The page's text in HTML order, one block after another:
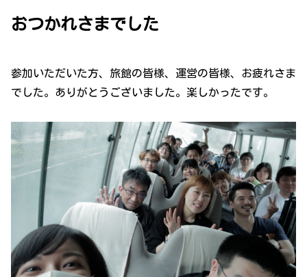
おつかれさまでした
参加いただいた方、旅館の皆様、運営の皆様、お疲れさま
でした。ありがとうございました。楽しかったです。